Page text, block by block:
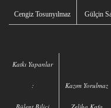
Cengiz Tosunyılmaz Gülçin
Katkı Yapanlar
: Kazım Yorulmaz